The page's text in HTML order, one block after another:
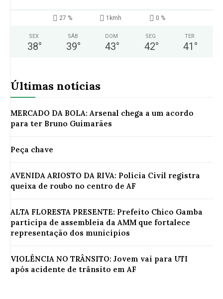
27 % 1kmh 0 %
SEX
38°
SÁB
39°
DOM
43°
SEG
42°
TER
41 °
Últimas notícias
MERCADO DA BOLA: Arsenal chega a um acordo
para ter Bruno Guimarães
Peça chave
AVENIDA ARIOSTO DA RIVA: Polícia Civil registra
queixa de roubo no centro de AF
ALTA FLORESTA PRESENTE: Prefeito Chico Gamba
participa de assembleia da AMM que fortalece
representação dos municípios
VIOLÊNCIA NO TRÂNSITO: Jovem vai para UTI
após acidente de trânsito em AF